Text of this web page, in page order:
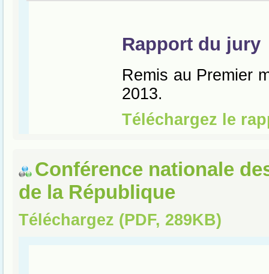
Conférence nationale
de la République
Téléchargez (PDF, 289KB)